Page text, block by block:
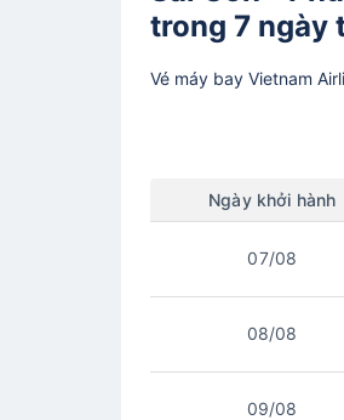
trong 7 ngày
Vé máy bay Vietnam
Ngày khởi hành
07/08
08/08
09/08